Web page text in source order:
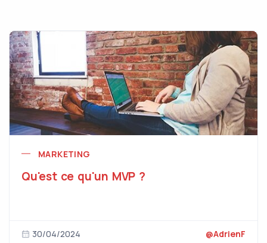
MARKETING
Qu'est ce qu'un MVP ?
30/04/2024 @AdrienF